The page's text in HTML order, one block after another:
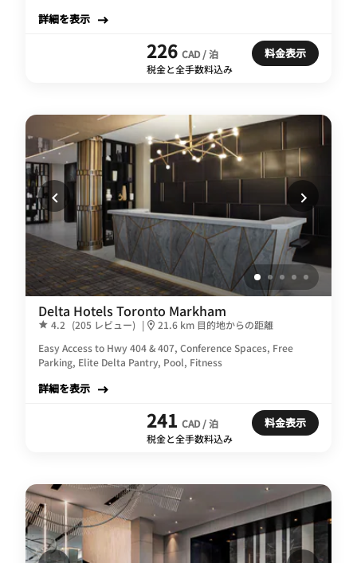
詳細を表示
226 CAD / 泊
税金と全手数料込み
料金表示
Delta Hotels Toronto Markham
4.2 (205 レビュー) |
21.6 km 目的地からの距離
Easy Access to Hwy 404 & 407, Conference Spaces, Free
Parking, Elite Delta Pantry, Pool, Fitness
詳細を表示
241 CAD / 泊
税金と全手数料込み
料金表示